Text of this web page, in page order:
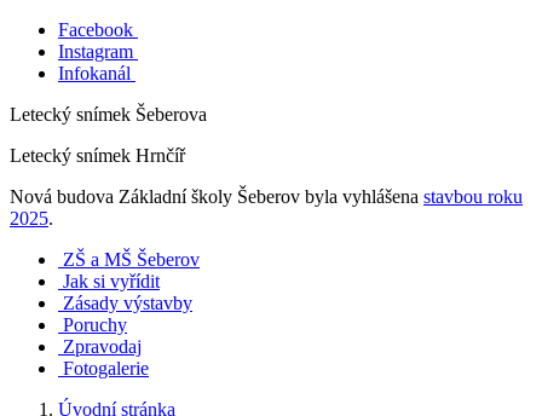
Facebook
Instagram
Infokanál
Letecký snímek Šeberova
Letecký snímek Hrnčíř
Nová budova Základní školy Šeberov byla vyhlášena stavbou roku
2025.
ZŠ a MŠ Šeberov
Jak si vyřídit
Zásady výstavby
Poruchy
Zpravodaj
Fotogalerie
Úvodní stránka